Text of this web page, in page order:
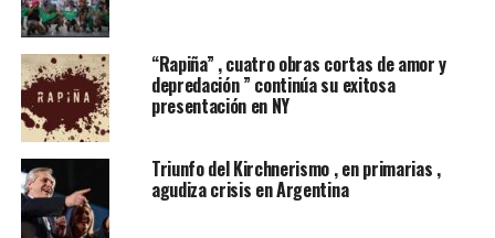
si eso no sucede, los aranceles del 10 por ciento se
elevarán al 25 por ciento.
RELATED TOPICS:
UP NEXT
Tripleta de Ronaldo clasifica a la Juventud en la
Champions league
“Rapiña” , cuatro obras cortas de amor y
depredación ” continúa su exitosa
presentación en NY
Triunfo del Kirchnerismo , en primarias ,
agudiza crisis en Argentina